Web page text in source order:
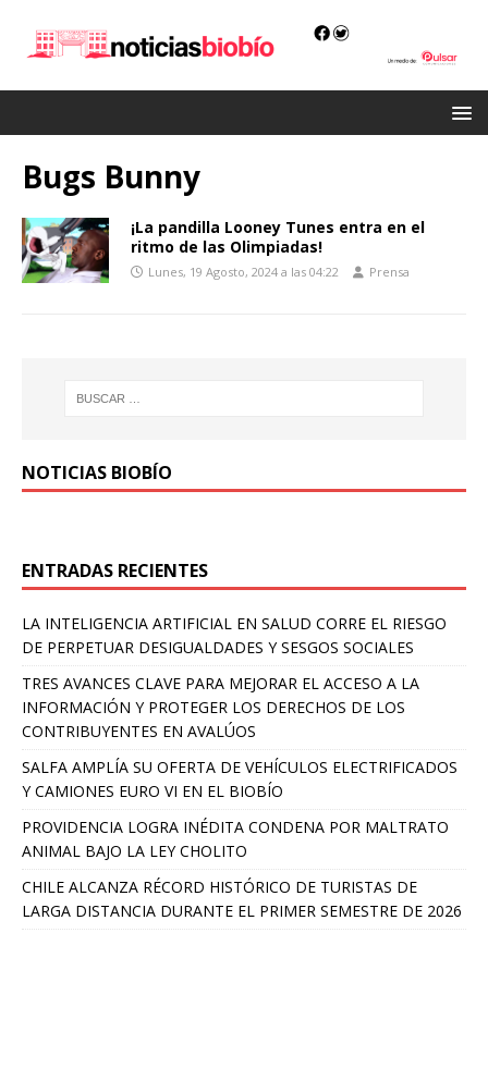
Bugs Bunny
¡La pandilla Looney Tunes entra en el
ritmo de las Olimpiadas!
Lunes, 19 Agosto, 2024 a las 04:22 Prensa
NOTICIAS BIOBÍO
ENTRADAS RECIENTES
LA INTELIGENCIA ARTIFICIAL EN SALUD CORRE EL RIESGO
DE PERPETUAR DESIGUALDADES Y SESGOS SOCIALES
TRES AVANCES CLAVE PARA MEJORAR EL ACCESO A LA
INFORMACIÓN Y PROTEGER LOS DERECHOS DE LOS
CONTRIBUYENTES EN AVALÚOS
SALFA AMPLÍA SU OFERTA DE VEHÍCULOS ELECTRIFICADOS
Y CAMIONES EURO VI EN EL BIOBÍO
PROVIDENCIA LOGRA INÉDITA CONDENA POR MALTRATO
ANIMAL BAJO LA LEY CHOLITO
CHILE ALCANZA RÉCORD HISTÓRICO DE TURISTAS DE
LARGA DISTANCIA DURANTE EL PRIMER SEMESTRE DE 2026